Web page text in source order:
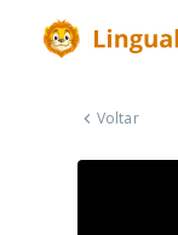
Voltar